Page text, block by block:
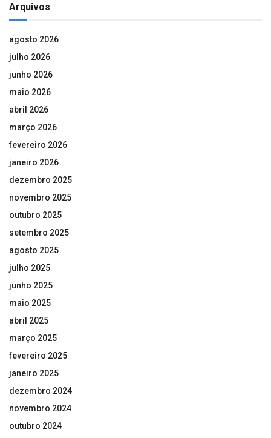
Arquivos
agosto 2026
julho 2026
junho 2026
maio 2026
abril 2026
março 2026
fevereiro 2026
janeiro 2026
dezembro 2025
novembro 2025
outubro 2025
setembro 2025
agosto 2025
julho 2025
junho 2025
maio 2025
abril 2025
março 2025
fevereiro 2025
janeiro 2025
dezembro 2024
novembro 2024
outubro 2024